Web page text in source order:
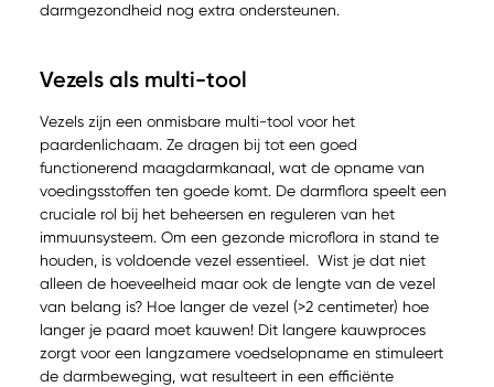
darmgezondheid nog extra ondersteunen.
Vezels als multi-tool
Vezels zijn een onmisbare multi-tool voor het
paardenlichaam. Ze dragen bij tot een goed
functionerend maagdarmkanaal, wat de opname van
voedingsstoffen ten goede komt. De darmflora speelt een
cruciale rol bij het beheersen en reguleren van het
immuunsysteem. Om een gezonde microflora in stand te
houden, is voldoende vezel essentieel. Wist je dat niet
alleen de hoeveelheid maar ook de lengte van de vezel
van belang is? Hoe langer de vezel (>2 centimeter) hoe
langer je paard moet kauwen! Dit langere kauwproces
zorgt voor een langzamere voedselopname en stimuleert
de darmbeweging, wat resulteert in een efficiënte